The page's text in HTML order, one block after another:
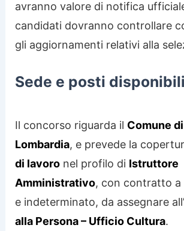
avranno valore di notifica
candidati dovranno controllare
gli aggiornamenti relativi alla
Sede e posti disponibili
Il concorso riguarda il Comune
Lombardia, e prevede la
di lavoro nel profilo di Istruttore
Amministrativo, con contratto a
e indeterminato, da assegnare all’
alla Persona – Ufficio Cultura.